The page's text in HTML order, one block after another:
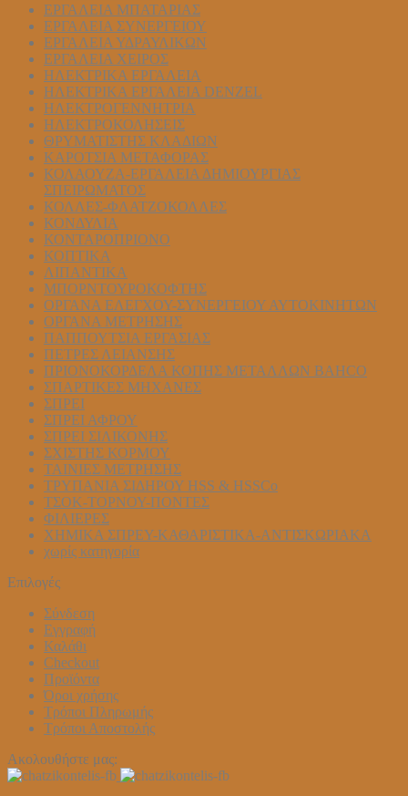
ΕΡΓΑΛΕΙΑ ΜΠΑΤΑΡΙΑΣ
ΕΡΓΑΛΕΙΑ ΣΥΝΕΡΓΕΙΟΥ
ΕΡΓΑΛΕΙΑ ΥΔΡΑΥΛΙΚΩΝ
ΕΡΓΑΛΕΙΑ ΧΕΙΡΟΣ
ΗΛΕΚΤΡΙΚΑ ΕΡΓΑΛΕΙΑ
ΗΛΕΚΤΡΙΚΑ ΕΡΓΑΛΕΙΑ DENZEL
ΗΛΕΚΤΡΟΓΕΝΝΗΤΡΙΑ
ΗΛΕΚΤΡΟΚΟΛΗΣΕΙΣ
ΘΡΥΜΑΤΙΣΤΗΣ ΚΛΑΔΙΩΝ
ΚΑΡΟΤΣΙΑ ΜΕΤΑΦΟΡΑΣ
ΚΟΛΑΟΥΖΑ-ΕΡΓΑΛΕΙΑ ΔΗΜΙΟΥΡΓΙΑΣ
ΣΠΕΙΡΩΜΑΤΟΣ
ΚΟΛΛΕΣ-ΦΛΑΤΖΟΚΟΛΛΕΣ
ΚΟΝΔΥΛΙΑ
ΚΟΝΤΑΡΟΠΡΙΟΝΟ
ΚΟΠΤΙΚΑ
ΛΙΠΑΝΤΙΚΑ
ΜΠΟΡΝΤΟΥΡΟΚΟΦΤΗΣ
ΟΡΓΑΝΑ ΕΛΕΓΧΟΥ-ΣYΝΕΡΓΕΙΟΥ ΑΥΤΟΚΙΝΗΤΩΝ
ΟΡΓΑΝΑ ΜΕΤΡΗΣΗΣ
ΠΑΠΠΟΥΤΣΙΑ ΕΡΓΑΣΙΑΣ
ΠΕΤΡΕΣ ΛΕΙΑΝΣΗΣ
ΠΡΙΟΝΟΚΟΡΔΕΛΑ ΚΟΠΗΣ ΜΕΤΑΛΛΩΝ BAHCO
ΣΠΑΡΤΙΚΕΣ ΜΗΧΑΝΕΣ
ΣΠΡΕΙ
ΣΠΡΕΙ ΑΦΡΟΥ
ΣΠΡΕΙ ΣΙΛΙΚΟΝΗΣ
ΣΧΙΣΤΗΣ ΚΟΡΜΟΥ
ΤΑΙΝΙΕΣ ΜΕΤΡΗΣΗΣ
ΤΡΥΠΑΝΙΑ ΣΙΔΗΡΟΥ HSS & HSSCo
ΤΣΟΚ-ΤΟΡΝΟΥ-ΠΟΝΤΕΣ
ΦΙΛΙΕΡΕΣ
ΧΗΜΙΚΑ ΣΠΡΕΥ-ΚΑΘΑΡΙΣΤΙΚΑ-ΑΝΤΙΣΚΩΡΙΑΚΑ
χωρίς κατηγορία
Επιλογές
Σύνδεση
Εγγραφή
Καλάθι
Checkout
Προϊόντα
Όροι χρήσης
Τρόποι Πληρωμής
Τρόποι Αποστολής
Ακολουθήστε μας: